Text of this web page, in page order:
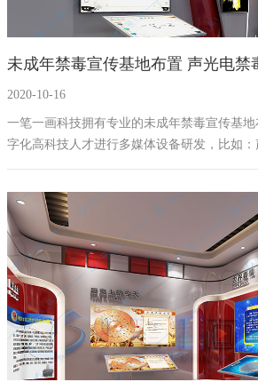
未成年禁毒宣传基地布置 声光电禁
投影软件开发
2020-10-16
一笔一画科技拥有专业的未成年禁毒宣传基
字化高科技人才进行多媒体设备研发，比如
环幕投影软件开发、全息投影设备开发，在
外观、特性以及如何禁毒、拒毒的知识。